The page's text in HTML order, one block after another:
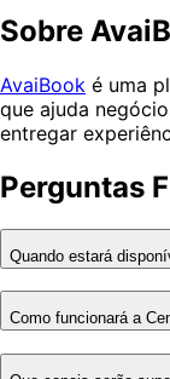
Sobre
AvaiBook é uma
que ajuda
entregar
Perguntas
Quando estará
Como funcionará a